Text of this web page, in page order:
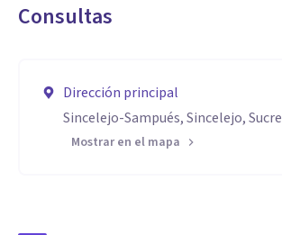
Consultas
Dirección principal
Sincelejo-Sampués, Sincelejo, Sucre
Mostrar en el mapa